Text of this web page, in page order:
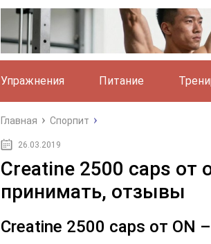
Упражнения Питание
Главная Спорпит
26.03.2019
Creatine 2500 caps от
принимать, отзывы
Creatine 2500 caps от ON